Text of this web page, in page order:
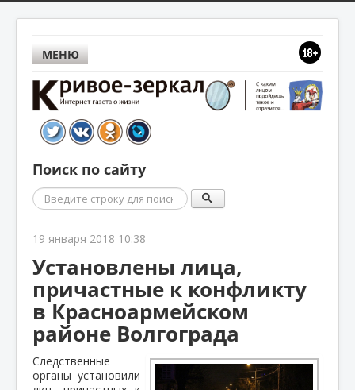
МЕНЮ
Поиск по сайту
Поиск
19 января 2018 10:38
Установлены лица,
причастные к конфликту
в Красноармейском
районе Волгограда
Следственные
органы установили